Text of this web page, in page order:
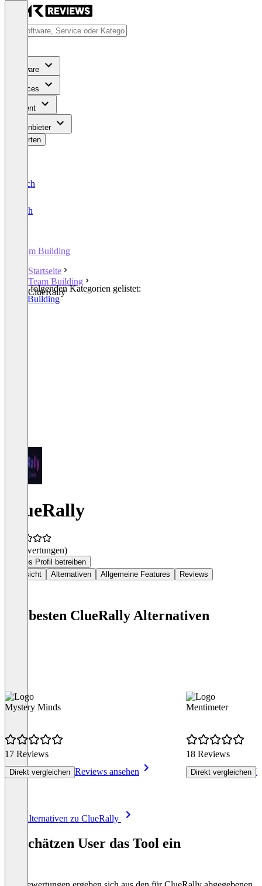
Software
Services
Content
Für Anbieter
Bewerten
Deutsch
English
Team Building
Startseite
Team Building
ClueRally
In den folgenden Kategorien gelistet:
Team Building
ClueRally
(0 Bewertungen)
Dieses Profil betreiben
Übersicht
Alternativen Allgemeine Features Reviews
Die besten ClueRally Alternativen
Mystery Minds
17 Reviews
Direkt vergleichen Reviews ansehen
Mentimeter
18 Reviews
Direkt vergleichen
Alle Alternativen zu ClueRally
So schätzen User das Tool ein